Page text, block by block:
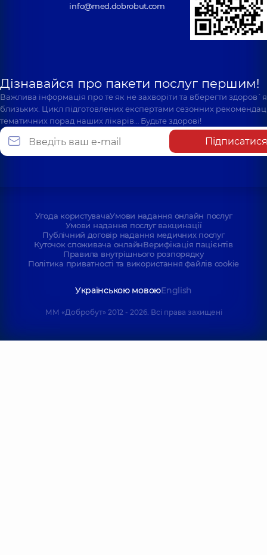
info@med.dobrobut.com
Дізнавайся про пакети послуг першим!
Важлива інформація про те як не захворіти та вберегти
близьких. Цикл підготовлених експертами сезонних
тематичних порад наших лікарів… Будьте здорові!
Підписатися
Угода користувачаУмови надання онлайн послуг
Умови надання послуг вакцинації
Публічний договір надання медичних послуг
Куточок споживача онлайнВерифікація пацієнтів
Правила внутрішнього розпорядку
Політика приватності та використання файлів cookie
Українською мовоюEnglish
ММ «Добробут» 2012 - 2026. Всі права захищені